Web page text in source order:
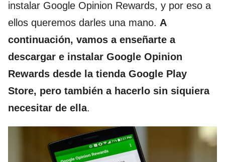
instalar Google Opinion Rewards, y por eso a
ellos queremos darles una mano. A
continuación, vamos a enseñarte a
descargar e instalar Google Opinion
Rewards desde la tienda Google Play
Store, pero también a hacerlo sin siquiera
necesitar de ella.